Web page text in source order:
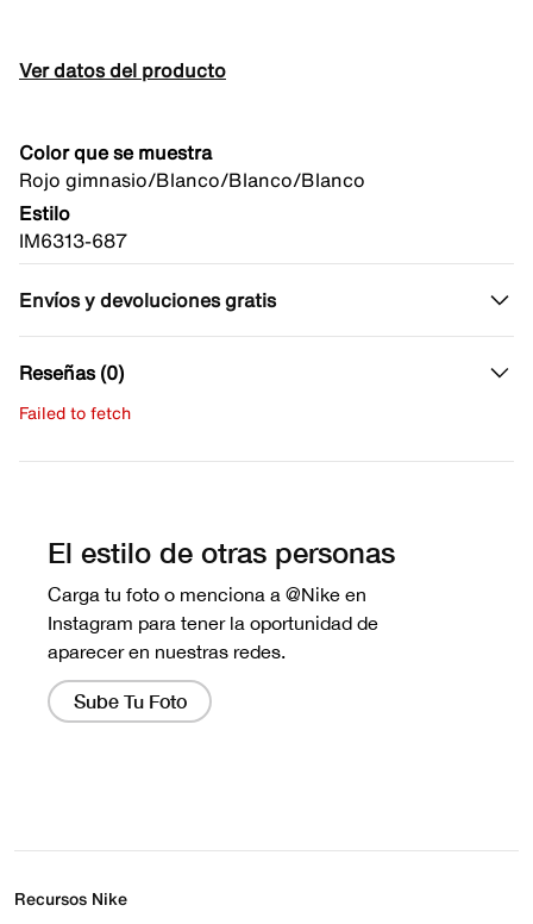
Ver datos del producto
Color que se muestra
Rojo gimnasio/Blanco/Blanco/Blanco
Estilo
IM6313-687
Envíos y devoluciones gratis
Reseñas (0)
Failed to fetch
Recursos Nike